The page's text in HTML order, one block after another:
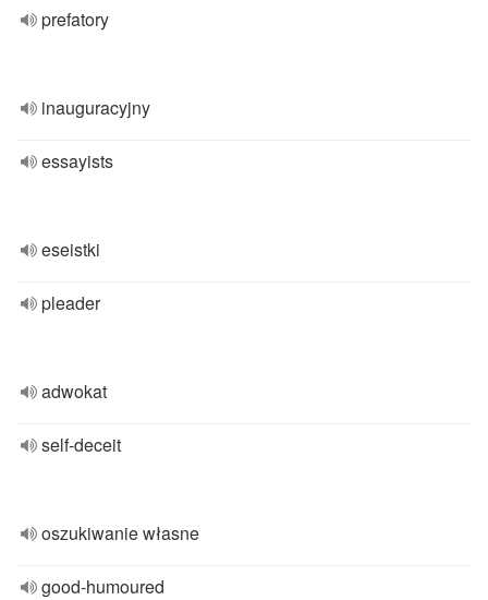
prefatory
inauguracyjny
essayists
eseistki
pleader
adwokat
self-deceit
oszukiwanie własne
good-humoured